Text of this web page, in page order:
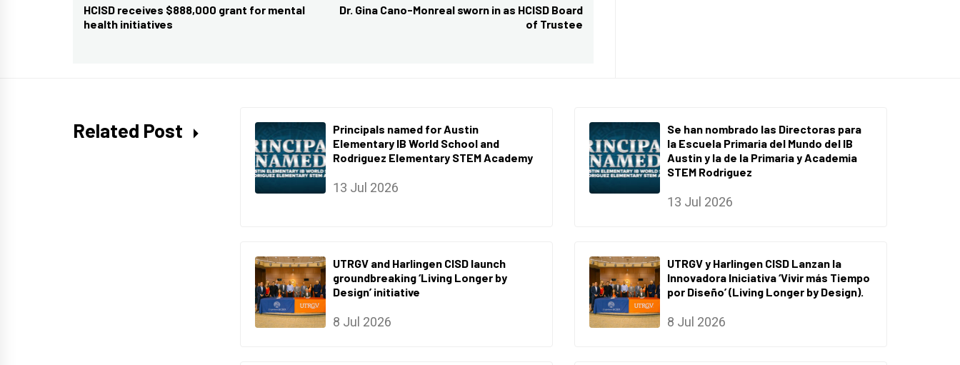
navigation
Previous
post:
HCISD receives $888,000 grant for mental
health initiatives
Next
Dr. Gina Cano-Monreal sworn in as HCISD Board
of Trustee
Related Post
Principals named for Austin
Elementary IB World School and
Rodriguez Elementary STEM Academy
13 Jul 2026
Se han nombrado las Directoras para
la Escuela Primaria del Mundo del IB
Austin y la de la Primaria y Academia
STEM Rodriguez
13 Jul 2026
UTRGV and Harlingen CISD launch
groundbreaking ‘Living Longer by
Design’ initiative
8 Jul 2026
UTRGV y Harlingen CISD Lanzan la
Innovadora Iniciativa ‘Vivir más Tiempo
por Diseño’ (Living Longer by Design).
8 Jul 2026